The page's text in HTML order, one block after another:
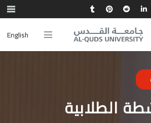
English
الطلابية